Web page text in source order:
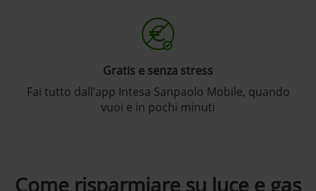
Gratis e senza stress
Fai tutto dall’app Intesa Sanpaolo Mobile, quando
vuoi e in pochi minuti
Come risparmiare su luce e gas